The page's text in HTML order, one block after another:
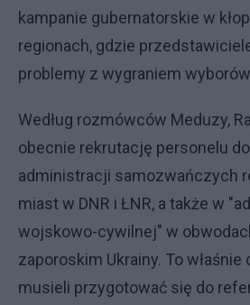
kampanie gubernatorskie w
regionach, gdzie
problemy z wygraniem
Według rozmówców Meduzy,
obecnie rekrutację personelu
administracji samozwańczych
miast w DNR i ŁNR, a także w
wojskowo-cywilnej" w
zaporoskim Ukrainy. To
musieli przygotować się do